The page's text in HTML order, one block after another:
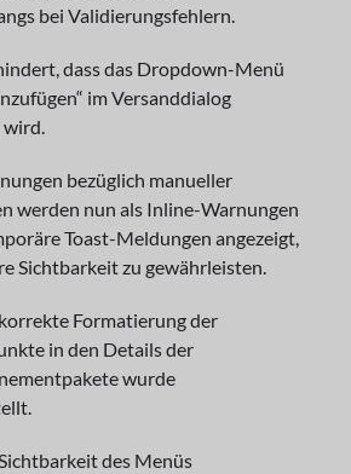
bei Validierungsfehlern.
dass das Dropdown-Menü
im Versanddialog
wird.
bezüglich manueller
werden nun als Inline-Warnungen
Toast-Meldungen angezeigt,
Sichtbarkeit zu gewährleisten.
Formatierung der
in den Details der
wurde
des Menüs